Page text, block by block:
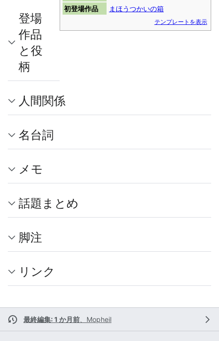
初登場作品
まほうつかいの箱
テンプレートを表示
登場
作品
と役
柄
人間関係
名台詞
メモ
話題まとめ
脚注
リンク
最終編集: 1 か月前 Mopheil